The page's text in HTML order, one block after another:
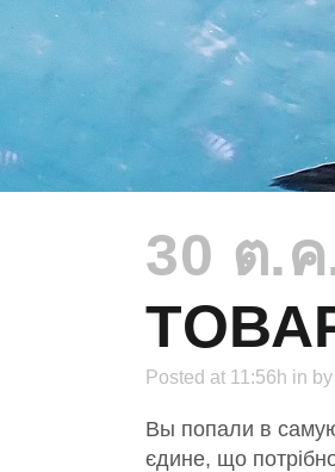
30 ต.ค
Posted at 11:56h in by
Вы попали в
єдине, що